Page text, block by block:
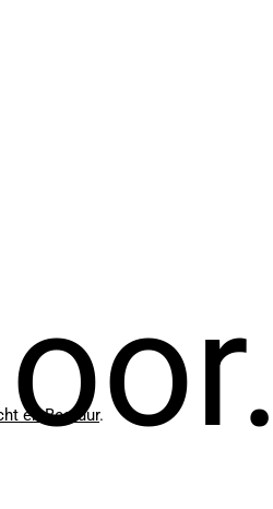
en Bestuur.